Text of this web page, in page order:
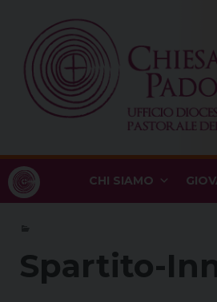
content
CHI SIAMO
Spartito-